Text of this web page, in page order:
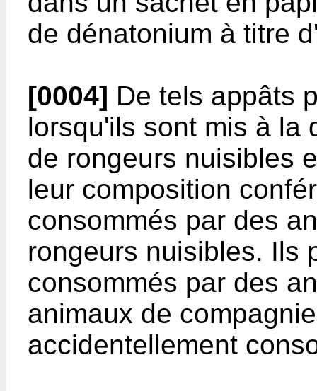
de dénatonium à titre
[0004] De tels appâts
lorsqu'ils sont mis à la
de rongeurs nuisibles
leur composition
consommés par des
rongeurs nuisibles. Ils
consommés par des
animaux de
accidentellement